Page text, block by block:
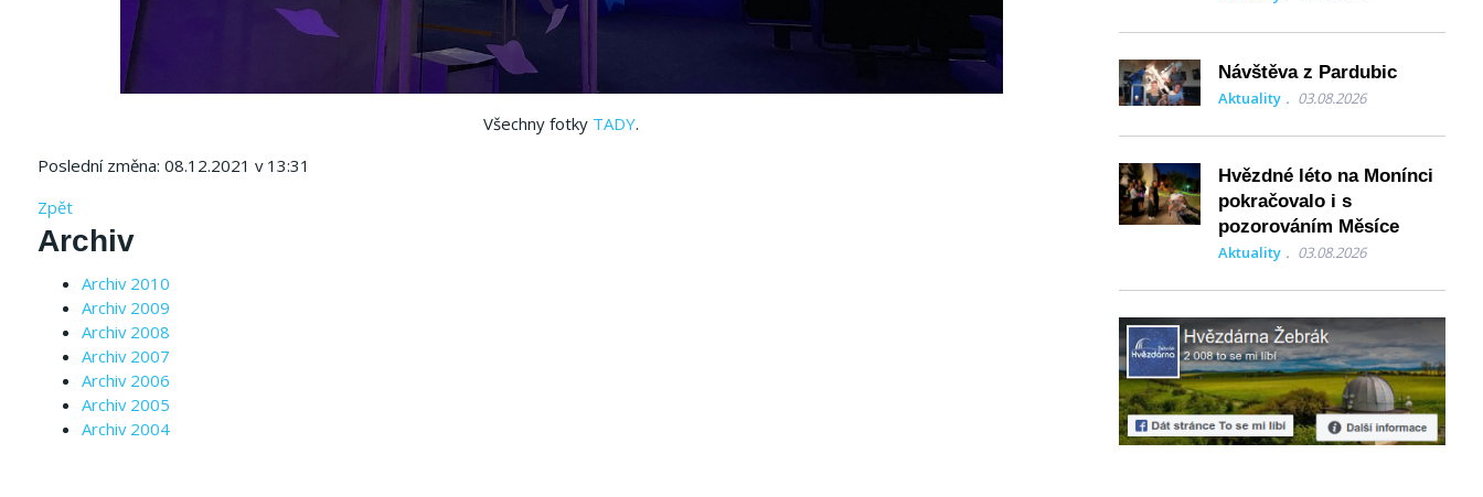
Všechny fotky TADY.
Poslední změna: 08.12.2021 v 13:31
Zpět
Archiv
Archiv 2010
Archiv 2009
Archiv 2008
Archiv 2007
Archiv 2006
Archiv 2005
Archiv 2004
Návštěva z Pardubic
Aktuality 03.08.2026
Hvězdné léto na Monínci
pokračovalo i s
pozorováním Měsíce
Aktuality 03.08.2026